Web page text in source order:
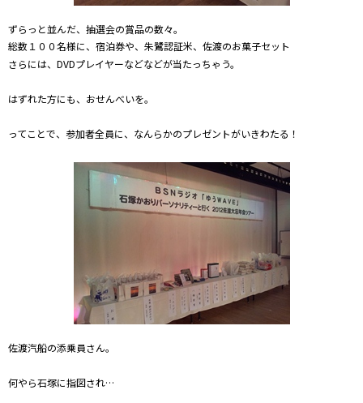
ずらっと並んだ、抽選会の賞品の数々。
総数１００名様に、宿泊券や、朱鷺認証米、佐渡のお菓子セット
さらには、DVDプレイヤーなどなどが当たっちゃう。
はずれた方にも、おせんべいを。
ってことで、参加者全員に、なんらかのプレゼントがいきわたる！
佐渡汽船の添乗員さん。
何やら石塚に指図され…